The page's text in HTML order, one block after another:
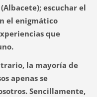
escuchar el
el enigmático
que
la mayoría de
apenas se
Sencillamente,